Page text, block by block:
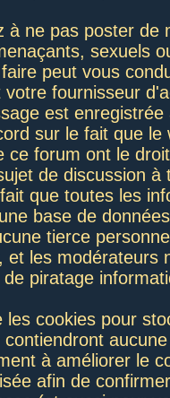
à ne pas poster de
sexuels
peut vous
votre fournisseur
est
sur le fait que
ce forum ont le
de discussion
que toutes les
base de
tierce
et les
piratage
les cookies pour
contiendront
à améliorer le
afin de